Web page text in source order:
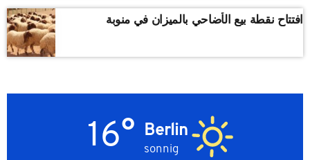
افتتاح نقطة بيع الأضاحي بالميزان في منوبة
Berlin
sonnig
16°